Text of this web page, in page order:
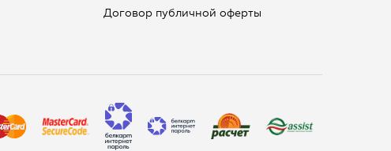
Договор публичной оферты